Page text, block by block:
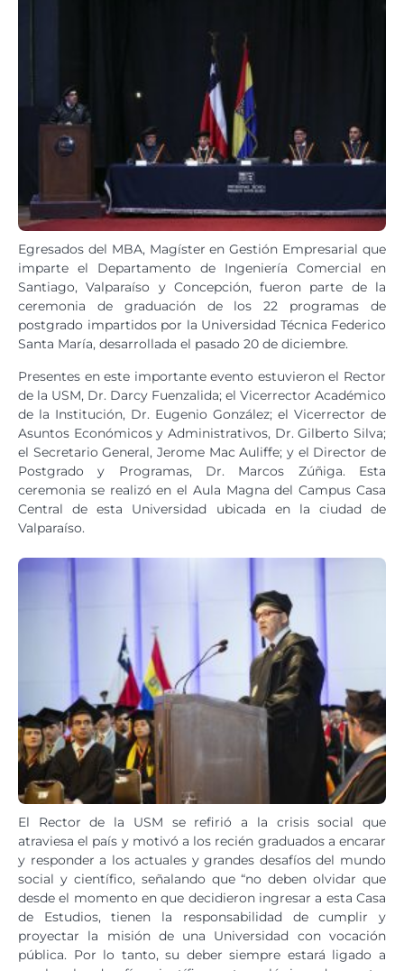
Egresados del MBA, Magíster en Gestión Empresarial que
imparte el Departamento de Ingeniería Comercial en
Santiago, Valparaíso y Concepción, fueron parte de la
ceremonia de graduación de los 22 programas de
postgrado impartidos por la Universidad Técnica Federico
Santa María, desarrollada el pasado 20 de diciembre.
Presentes en este importante evento estuvieron el Rector
de la USM, Dr. Darcy Fuenzalida; el Vicerrector Académico
de la Institución, Dr. Eugenio González; el Vicerrector de
Asuntos Económicos y Administrativos, Dr. Gilberto Silva;
el Secretario General, Jerome Mac Auliffe; y el Director de
Postgrado y Programas, Dr. Marcos Zúñiga. Esta
ceremonia se realizó en el Aula Magna del Campus Casa
Central de esta Universidad ubicada en la ciudad de
Valparaíso.
El Rector de la USM se refirió a la crisis social que
atraviesa el país y motivó a los recién graduados a encarar
y responder a los actuales y grandes desafíos del mundo
social y científico, señalando que “no deben olvidar que
desde el momento en que decidieron ingresar a esta Casa
de Estudios, tienen la responsabilidad de cumplir y
proyectar la misión de una Universidad con vocación
pública. Por lo tanto, su deber siempre estará ligado a